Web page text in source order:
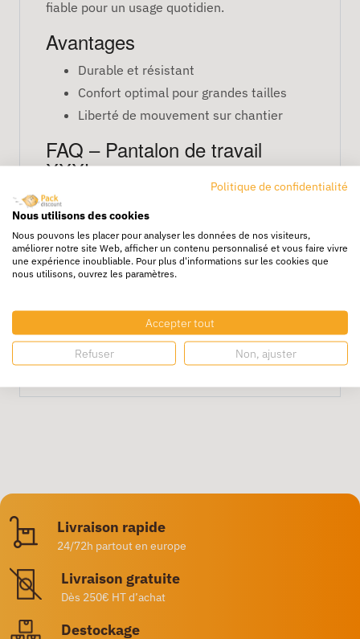
fiable pour un usage quotidien.
Avantages
Durable et résistant
Confort optimal pour grandes tailles
Liberté de mouvement sur chantier
FAQ – Pantalon de travail
XXXL
Convient-il aux très grandes tailles ?
Oui, sa coupe XXXL offre un confort maximal
et une liberté de mouvement complète.
Est-il résistant aux conditions de travail
Absolument, il est conçu pour les usages
professionnels intensifs.
Livraison rapide
24/72h partout en europe
Livraison gratuite
Dès 250€ HT d’achat
Destockage
Politique de confidentialité
Nous utilisons des cookies
Nous pouvons les placer pour analyser les données de nos visiteurs,
améliorer notre site Web, afficher un contenu personnalisé et vous faire vivre
une expérience inoubliable. Pour plus d'informations sur les cookies que
nous utilisons, ouvrez les paramètres.
Accepter tout
Refuser Non, ajuster